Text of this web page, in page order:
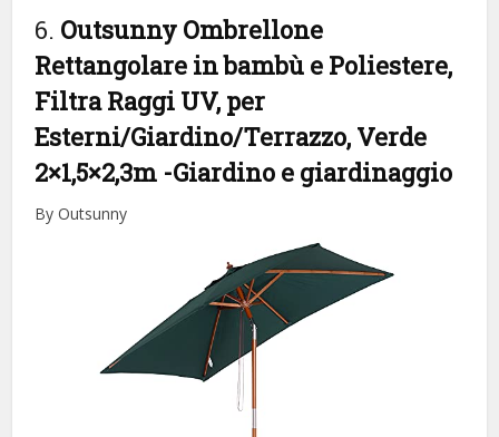
6. Outsunny Ombrellone
Rettangolare in bambù e Poliestere,
Filtra Raggi UV, per
Esterni/Giardino/Terrazzo, Verde
2×1,5×2,3m -Giardino e giardinaggio
By Outsunny